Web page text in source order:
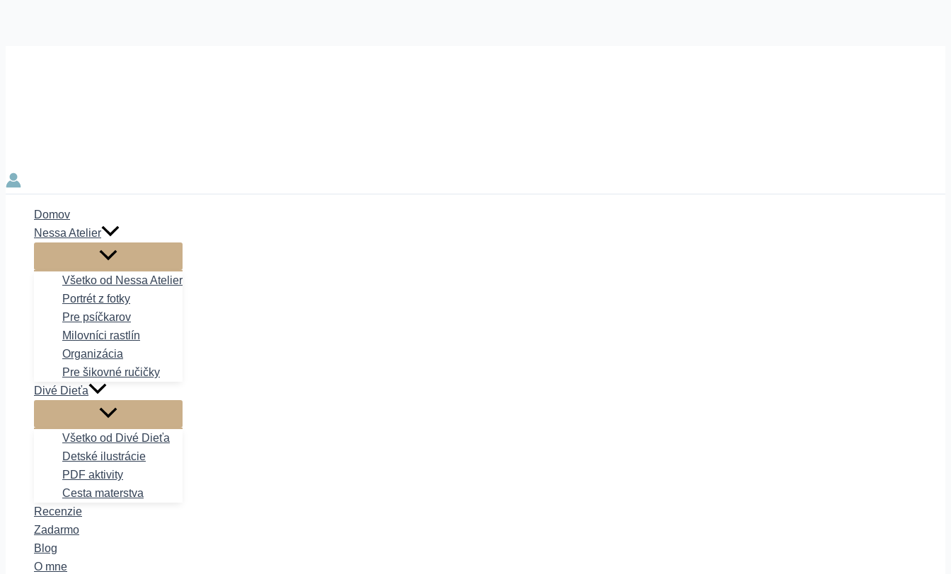
Domov
Nessa Atelier
Všetko od Nessa Atelier
Portrét z fotky
Pre psíčkarov
Milovníci rastlín
Organizácia
Pre šikovné ručičky
Divé Dieťa
Všetko od Divé Dieťa
Detské ilustrácie
PDF aktivity
Cesta materstva
Recenzie
Zadarmo
Blog
O mne